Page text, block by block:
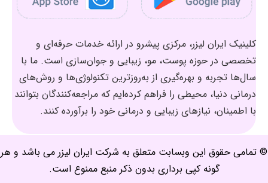
کلینیک ایران لیزر، مرکزی پیشرو در ارائه خدمات حرفه‌ای و
تخصصی در حوزه پوست، مو، زیبایی و جوان‌سازی است. ما با
سال‌ها تجربه و بهره‌گیری از به‌روزترین تکنولوژی‌ها و روش‌های
درمانی دنیا، محیطی را فراهم کرده‌ایم که مراجعه‌کنندگان بتوانند
با اطمینان، نیازهای زیبایی و درمانی خود را برآورده کنند.
© تمامی حقوق این وبسابت متعلق به شرکت ایران لیزر می باشد و هر
گونه کپی برداری بدون ذکر منبع ممنوع است.